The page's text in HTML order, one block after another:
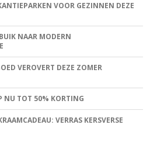
VOOR GEZINNEN DEZE
NAAR MODERN
VEROVERT DEZE ZOMER
NU TOT 50% KORTING
VERRAS KERSVERSE